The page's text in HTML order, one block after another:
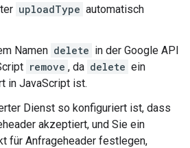
uploadType automatisch
Namen delete in der Google API
remove , da delete ein
in JavaScript ist.
Dienst so konfiguriert ist, dass
akzeptiert, und Sie ein
für Anfrageheader festlegen,